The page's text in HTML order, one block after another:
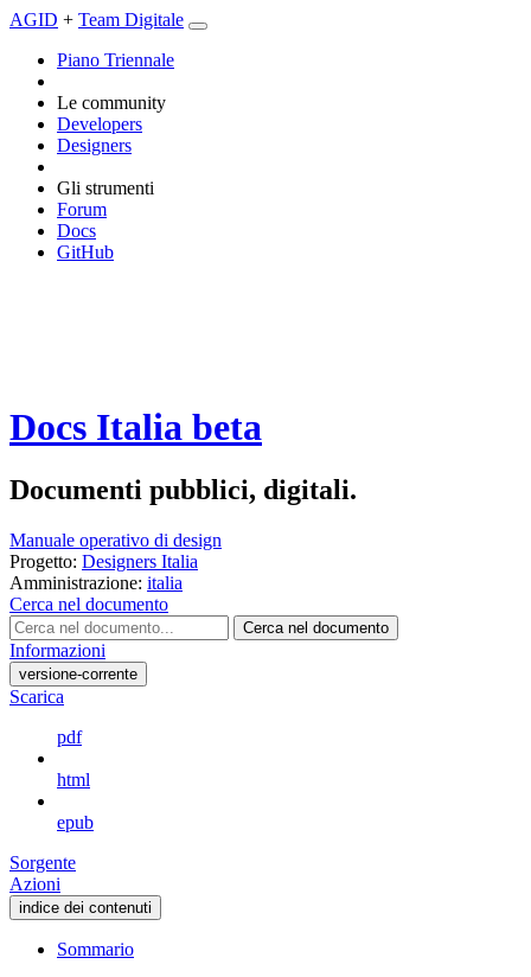
AGID + Team Digitale
Piano Triennale
Le community
Developers
Designers
Gli strumenti
Forum
Docs
GitHub
Docs Italia beta
Documenti pubblici, digitali.
Manuale operativo di design
Progetto: Designers Italia
Amministrazione: italia
Cerca nel documento
Cerca nel documento
Informazioni
versione-corrente
Scarica
pdf
html
epub
Sorgente
Azioni
indice dei contenuti
Sommario